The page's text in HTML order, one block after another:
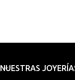
NUESTRAS